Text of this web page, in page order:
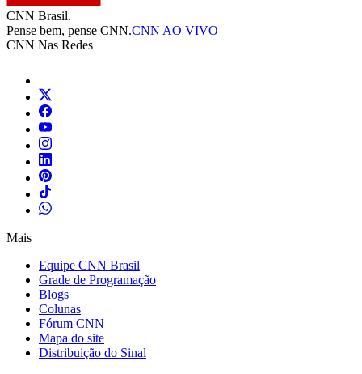
CNN Brasil.
Pense bem, pense CNN.CNN AO VIVO
CNN Nas Redes
Mais
Equipe CNN Brasil
Grade de Programação
Blogs
Colunas
Fórum CNN
Mapa do site
Distribuição do Sinal